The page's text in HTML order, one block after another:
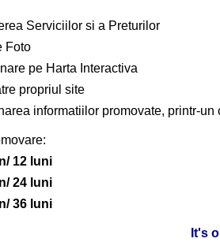
Serviciilor si a Preturilor
Foto
pe Harta Interactiva
propriul site
informatiilor promovate, printr-un
12 luni
24 luni
36 luni
It's